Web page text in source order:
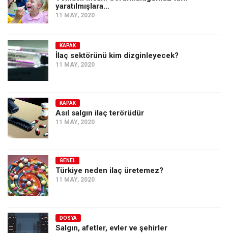
yaratılmışlara…
11 MAY, 2020
KAPAK
İlaç sektörünü kim dizginleyecek?
11 MAY, 2020
KAPAK
Asıl salgın ilaç terörüdür
11 MAY, 2020
GENEL
Türkiye neden ilaç üretemez?
11 MAY, 2020
DOSYA
Salgın, afetler, evler ve şehirler